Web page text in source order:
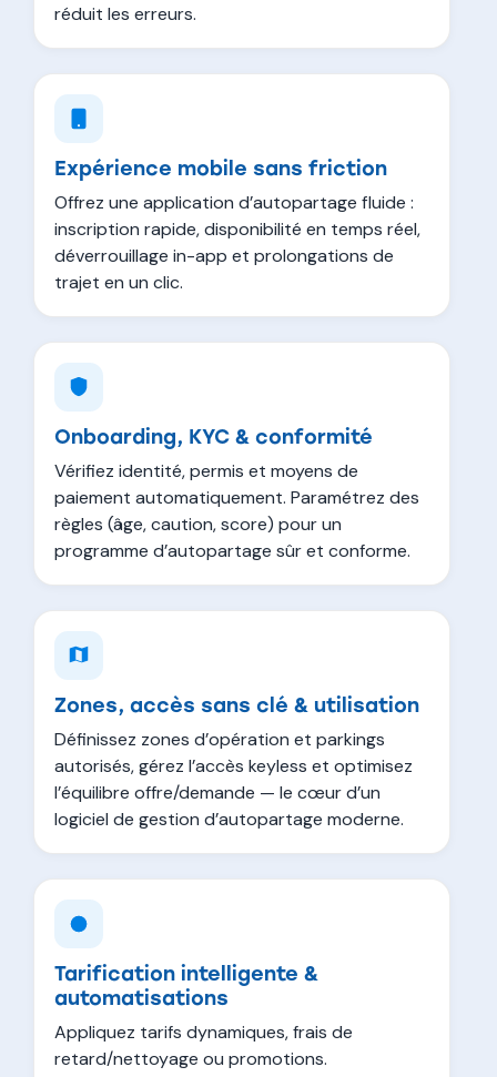
réduit les erreurs.
Expérience mobile sans friction
Offrez une application d’autopartage fluide :
inscription rapide, disponibilité en temps réel,
déverrouillage in-app et prolongations de
trajet en un clic.
Onboarding, KYC & conformité
Vérifiez identité, permis et moyens de
paiement automatiquement. Paramétrez des
règles (âge, caution, score) pour un
programme d’autopartage sûr et conforme.
Zones, accès sans clé & utilisation
Définissez zones d’opération et parkings
autorisés, gérez l’accès keyless et optimisez
l’équilibre offre/demande — le cœur d’un
logiciel de gestion d’autopartage moderne.
Tarification intelligente &
automatisations
Appliquez tarifs dynamiques, frais de
retard/nettoyage ou promotions.